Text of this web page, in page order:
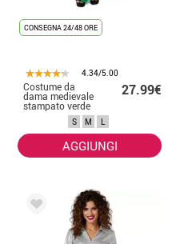
CONSEGNA 24/48 ORE
4.34/5.00
Costume da
dama medievale
stampato verde
per donna
27.99€
S M L
AGGIUNGI